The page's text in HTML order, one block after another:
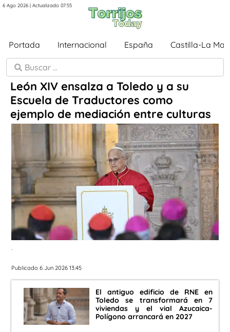
6 Ago 2026 | Actualizado 07:55
Portada Internacional España Castilla-La
León XIV ensalza a Toledo y a su
Escuela de Traductores como
ejemplo de mediación entre culturas
.
Publicado 6 Jun 2026 13:45
El antiguo edificio de RNE en
Toledo se transformará en 7
viviendas y el vial Azucaica-
Polígono arrancará en 2027